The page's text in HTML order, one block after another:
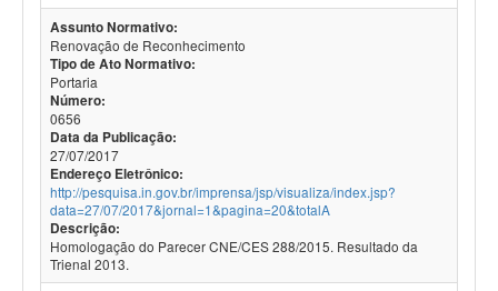
Assunto Normativo:
Renovação de Reconhecimento
Tipo de Ato Normativo:
Portaria
Número:
0656
Data da Publicação:
27/07/2017
Endereço Eletrônico:
http://pesquisa.in.gov.br/imprensa/jsp/visualiza/index.jsp?
data=27/07/2017&jornal=1&pagina=20&totalA
Descrição:
Homologação do Parecer CNE/CES 288/2015. Resultado da
Trienal 2013.